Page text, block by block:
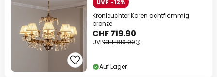
UVP -12%
Kronleuchter Karen achtflammig
bronze
CHF 719.90
UVPCHF 819.90
Auf Lager